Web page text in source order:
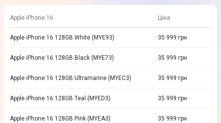
Apple iPhone 16 Ціна
Apple iPhone 16 128GB White (MYE93) 35 999 грн
Apple iPhone 16 128GB Black (MYE73) 35 999 грн
Apple iPhone 16 128GB Ultramarine (MYEC3) 35 999 грн
Apple iPhone 16 128GB Teal (MYED3) 35 999 грн
Apple iPhone 16 128GB Pink (MYEA3) 35 999 грн